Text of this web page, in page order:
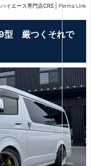
ハイエース専門店CRS Perma Link
型 厳つくそれで